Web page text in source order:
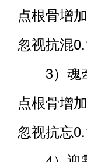
点根骨增
忽视抗混
3）魂牵
点根骨增
忽视抗忘